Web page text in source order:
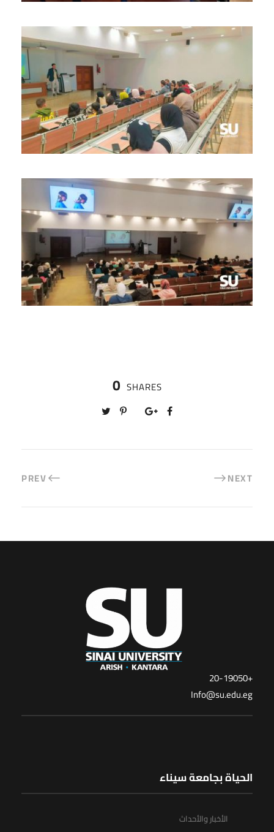
0 SHARES
PREV NEXT
+20-19050
Info@su.edu.eg
الحياة بجامعة سيناء
الأخبار والأحداث